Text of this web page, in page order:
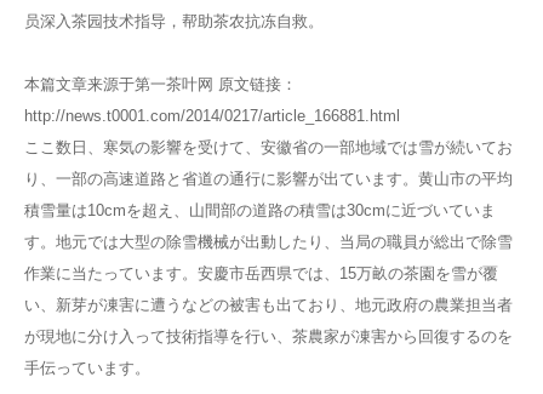
员深入茶园技术指导，帮助茶农抗冻自救。
本篇文章来源于第一茶叶网 原文链接：
http://news.t0001.com/2014/0217/article_166881.html
ここ数日、寒気の影響を受けて、安徽省の一部地域では雪が続いてお
り、一部の高速道路と省道の通行に影響が出ています。黄山市の平均
積雪量は10cmを超え、山間部の道路の積雪は30cmに近づいていま
す。地元では大型の除雪機械が出動したり、当局の職員が総出で除雪
作業に当たっています。安慶市岳西県では、15万畝の茶園を雪が覆
い、新芽が凍害に遭うなどの被害も出ており、地元政府の農業担当者
が現地に分け入って技術指導を行い、茶農家が凍害から回復するのを
手伝っています。